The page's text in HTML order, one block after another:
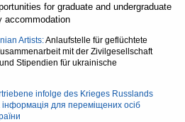
for graduate and undergraduate
accommodation
Artists:Anlaufstelle für geflüchtete
mit der Zivilgesellschaft
Stipendien für ukrainische
infolge des Krieges Russlands
для переміщених осіб